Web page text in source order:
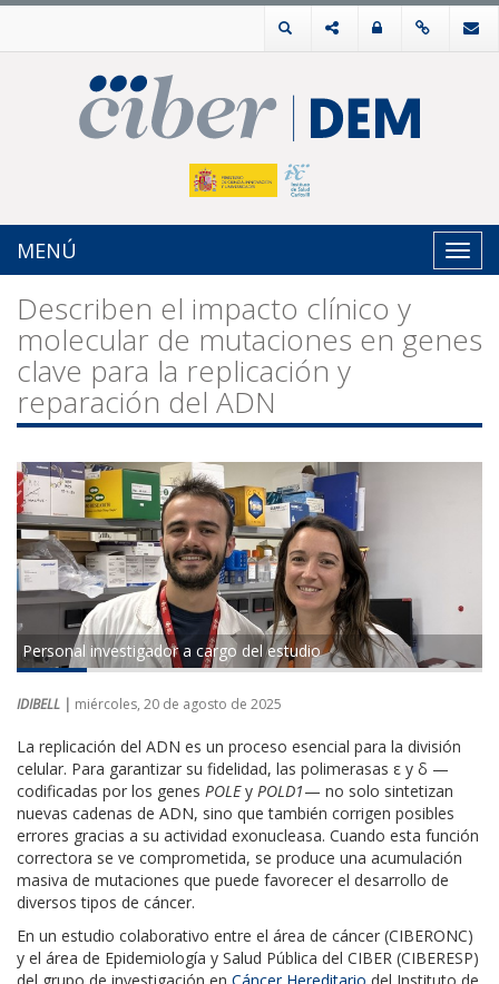
MENÚ
Describen el impacto clínico y
molecular de mutaciones en genes
clave para la replicación y
reparación del ADN
Personal investigador a cargo del estudio
IDIBELL | miércoles, 20 de agosto de 2025
La replicación del ADN es un proceso esencial para la división
celular. Para garantizar su fidelidad, las polimerasas ε y δ —
codificadas por los genes POLEy POLD1— no solo sintetizan
nuevas cadenas de ADN, sino que también corrigen posibles
errores gracias a su actividad exonucleasa. Cuando esta función
correctora se ve comprometida, se produce una acumulación
masiva de mutaciones que puede favorecer el desarrollo de
diversos tipos de cáncer.
En un estudio colaborativo entre el área de cáncer (CIBERONC)
y el área de Epidemiología y Salud Pública del CIBER (CIBERESP)